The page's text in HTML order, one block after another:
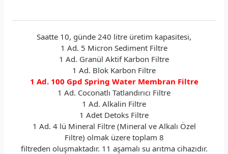
Saatte 10, günde 240 litre üretim kapasitesi,
1 Ad. 5 Micron Sediment Filtre
1 Ad. Granül Aktif Karbon Filtre
1 Ad. Blok Karbon Filtre
1 Ad. 100 Gpd Spring Water Membran Filtre
1 Ad. Coconatlı Tatlandırıcı Filtre
1 Ad. Alkalin Filtre
1 Adet Detoks Filtre
1 Ad. 4 lü Mineral Filtre (Mineral ve Alkalı Özel
Filtre) olmak üzere toplam 8
filtreden oluşmaktadır. 11 aşamalı su arıtma cihazıdır.